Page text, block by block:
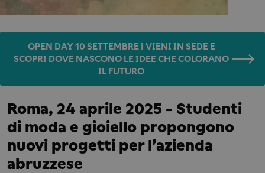
OPEN DAY 10 SETTEMBRE | VIENI IN SEDE E
SCOPRI DOVE NASCONO LE IDEE CHE COLORANO
IL FUTURO
Roma, 24 aprile 2025 - Studenti
di moda e gioiello propongono
nuovi progetti per l’azienda
abruzzese